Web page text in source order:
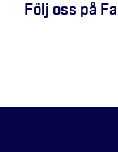
Följ oss på